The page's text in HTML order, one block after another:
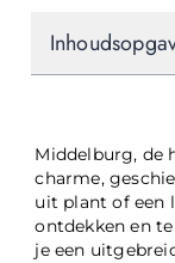
Middelburg, de
charme,
uit plant of een
ontdekken en
je een